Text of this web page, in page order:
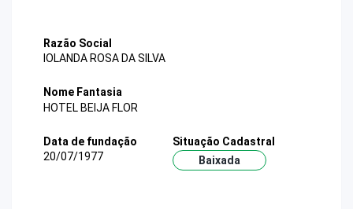
Razão Social
IOLANDA ROSA DA SILVA
Nome Fantasia
HOTEL BEIJA FLOR
Data de fundação
20/07/1977
Situação Cadastral
Baixada